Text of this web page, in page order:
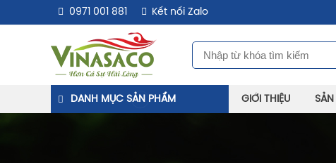
0971 001 881 Kết nối Zalo
DANH MỤC SẢN PHẨM GIỚI THIỆU